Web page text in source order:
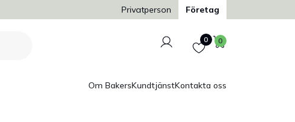
Trygg och säker betalning
Privatperson Företag
Logga in
Favoriter
0 Varukorg
0
Om BakersKundtjänstKontakta oss